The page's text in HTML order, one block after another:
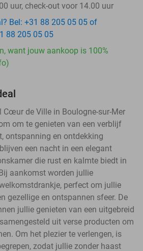
uur, check-out voor 14.00 uur
Bel: +31 88 205 05 05 of
88 205 05 05
want jouw aankoop is 100%
Cœur de Ville in Boulogne-sur-Mer
om te genieten van een verblijf
ontspanning en ontdekking
een nacht in een elegant
die rust en kalmte biedt in
aankomst worden jullie
perfect om jullie
gezellige en ontspannen sfeer. De
jullie genieten van een uitgebreid
uit verse producten om
Om het plezier te verlengen, is
zodat jullie zonder haast